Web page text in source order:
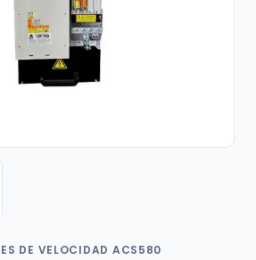
DE VELOCIDAD ACS580